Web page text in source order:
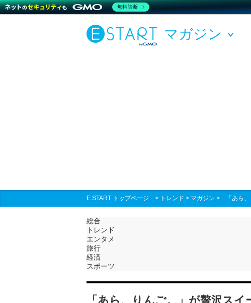
マガジン
E START トップページ > トレンド > マガジン > 「あら
総合
トレンド
エンタメ
旅行
経済
スポーツ
「あら、りんご。」が贅沢ス
無料診断